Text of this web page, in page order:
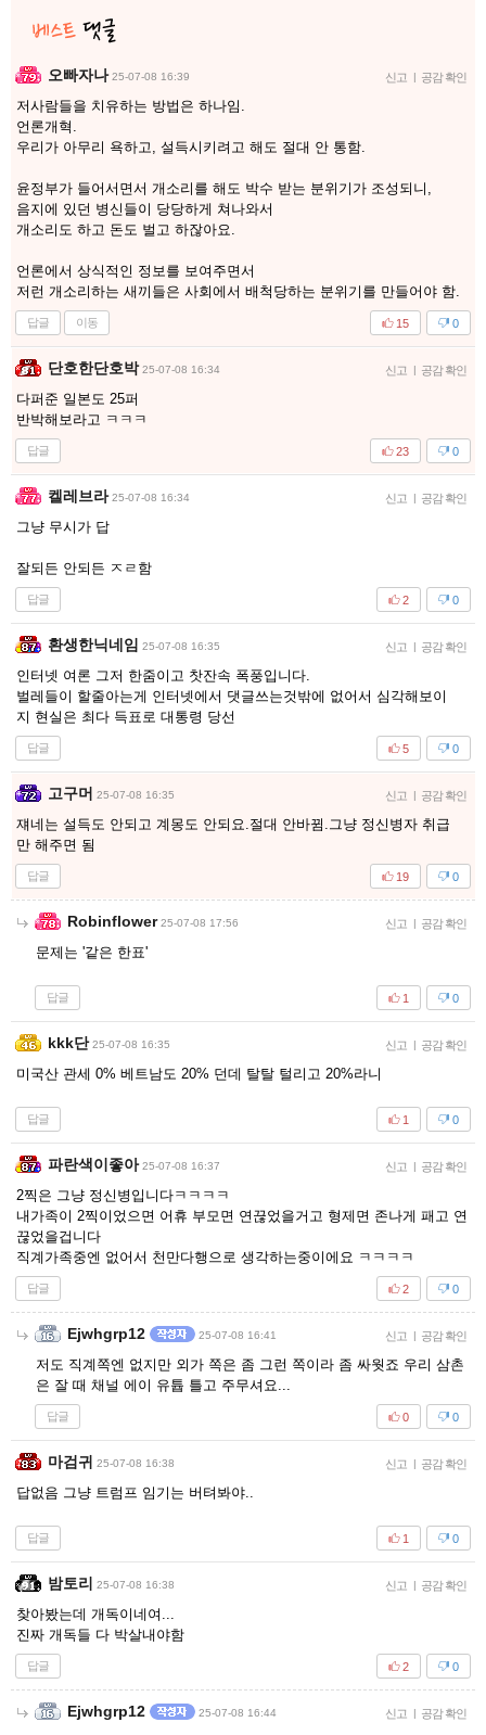
오빠자나 25-07-08 16:39 신고 | 공감 확인
저사람들을 치유하는 방법은 하나임.
언론개혁.
우리가 아무리 욕하고, 설득시키려고 해도 절대 안 통함.
윤정부가 들어서면서 개소리를 해도 박수 받는 분위기가 조성되니,
음지에 있던 병신들이 당당하게 쳐나와서
개소리도 하고 돈도 벌고 하잖아요.
언론에서 상식적인 정보를 보여주면서
저런 개소리하는 새끼들은 사회에서 배척당하는 분위기를 만들어야 함.
답글 이동 0
15
단호한단호박 25-07-08 16:34 신고 | 공감 확인
다퍼준 일본도 25퍼
반박해보라고 ㅋㅋㅋ
답글 0
23
켈레브라 25-07-08 16:34 신고 | 공감 확인
그냥 무시가 답
잘되든 안되든 ㅈㄹ함
답글 0
2
환생한닉네임 25-07-08 16:35 신고 | 공감 확인
인터넷 여론 그저 한줌이고 찻잔속 폭풍입니다.
벌레들이 할줄아는게 인터넷에서 댓글쓰는것밖에 없어서 심각해보이
지 현실은 최다 득표로 대통령 당선
답글 0
5
고구머 25-07-08 16:35 신고 | 공감 확인
쟤네는 설득도 안되고 계몽도 안되요.절대 안바뀜.그냥 정신병자 취급
만 해주면 됨
답글 0
19
Robinflower 25-07-08 17:56 신고 | 공감 확인
문제는 '같은 한표'
답글 0
1
kkk단 25-07-08 16:35 신고 | 공감 확인
미국산 관세 0% 베트남도 20% 던데 탈탈 털리고 20%라니
답글 0
1
파란색이좋아 25-07-08 16:37 신고 | 공감 확인
2찍은 그냥 정신병입니다ㅋㅋㅋㅋ
내가족이 2찍이었으면 어휴 부모면 연끊었을거고 형제면 존나게 패고 연
끊었을겁니다
직계가족중엔 없어서 천만다행으로 생각하는중이에요 ㅋㅋㅋㅋ
답글 0
2
Ejwhgrp12 25-07-08 16:41 신고 | 공감 확인
저도 직계쪽엔 없지만 외가 쪽은 좀 그런 쪽이라 좀 싸웟죠 우리 삼촌
은 잘 때 채널 에이 유튭 틀고 주무셔요...
답글 0
0
마검귀 25-07-08 16:38 신고 | 공감 확인
답없음 그냥 트럼프 임기는 버텨봐야..
답글 0
1
밤토리 25-07-08 16:38 신고 | 공감 확인
찾아봤는데 개독이네여...
진짜 개독들 다 박살내야함
답글 0
2
Ejwhgrp12 25-07-08 16:44 신고 | 공감 확인